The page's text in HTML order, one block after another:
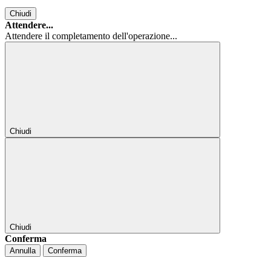
Chiudi
Attendere...
Attendere il completamento dell'operazione...
Chiudi
Chiudi
Conferma
Annulla Conferma